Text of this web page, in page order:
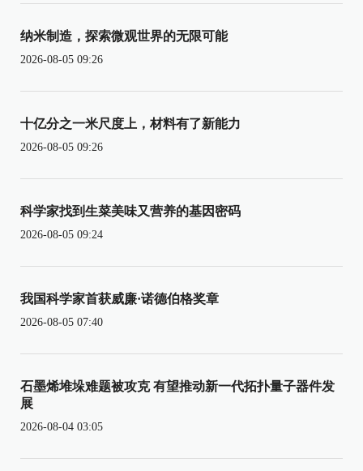
纳米制造，探索微观世界的无限可能
2026-08-05 09:26
十亿分之一米尺度上，材料有了新能力
2026-08-05 09:26
科学家找到生菜美味又营养的基因密码
2026-08-05 09:24
我国科学家首获威廉·诺德伯格奖章
2026-08-05 07:40
石墨烯堆垛难题被攻克 有望推动新一代拓扑量子器件发
展
2026-08-04 03:05